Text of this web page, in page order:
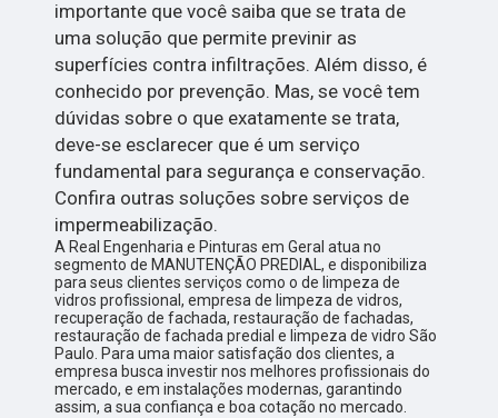
importante que você saiba que se trata de
uma solução que permite previnir as
superfícies contra infiltrações. Além disso, é
conhecido por prevenção. Mas, se você tem
dúvidas sobre o que exatamente se trata,
deve-se esclarecer que é um serviço
fundamental para segurança e conservação.
Confira outras soluções sobre serviços de
impermeabilização.
A Real Engenharia e Pinturas em Geral atua no
segmento de MANUTENÇÃO PREDIAL, e disponibiliza
para seus clientes serviços como o de limpeza de
vidros profissional, empresa de limpeza de vidros,
recuperação de fachada, restauração de fachadas,
restauração de fachada predial e limpeza de vidro São
Paulo. Para uma maior satisfação dos clientes, a
empresa busca investir nos melhores profissionais do
mercado, e em instalações modernas, garantindo
assim, a sua confiança e boa cotação no mercado.